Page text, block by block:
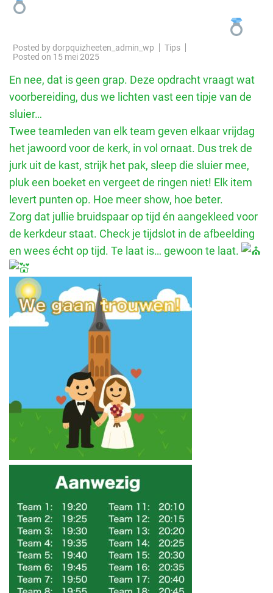
Posted bydorpquizheeten_admin_wp
Tips
Posted on 15 mei 2025
En nee, dat is geen grap. Deze opdracht vraagt wat
voorbereiding, dus we lichten vast een tipje van de
sluier…
Twee teamleden van elk team geven elkaar vrijdag
het jawoord voor de kerk, in vol ornaat. Dus trek de
jurk uit de kast, strijk het pak, sleep die sluier mee,
pluk een boeket en vergeet de ringen niet! Elk item
levert punten op. Hoe meer show, hoe beter.
Zorg dat jullie bruidspaar op tijd én aangekleed voor
de kerkdeur staat. Check je tijdslot in de afbeelding
en wees écht op tijd. Te laat is… gewoon te laat.